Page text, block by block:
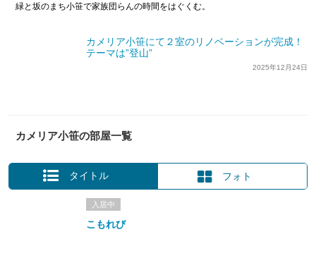
緑と坂のまち小笹で家族団らんの時間をはぐくむ。
カメリア小笹にて２室のリノベーションが完成！
テーマは”登山”
2025年12月24日
カメリア小笹の部屋一覧
タイトル フォト
入居中
こもれび